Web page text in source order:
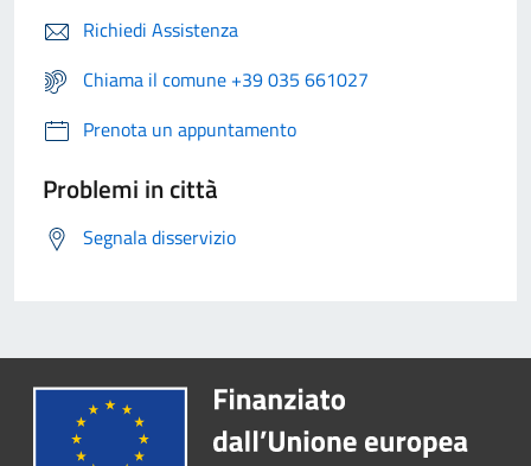
Richiedi Assistenza
Chiama il comune +39 035 661027
Prenota un appuntamento
Problemi in città
Segnala disservizio